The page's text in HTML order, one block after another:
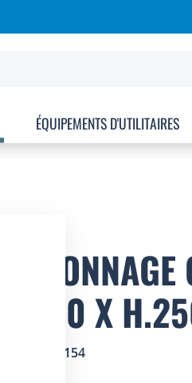
ÉQUIPEMENTS D'UTILITAIRES
P.700 X
1820154